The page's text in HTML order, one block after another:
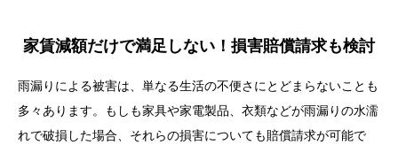
家賃減額だけで満足しない！損害賠償請求も検討
雨漏りによる被害は、単なる生活の不便さにとどまらないことも
多々あります。もしも家具や家電製品、衣類などが雨漏りの水濡
れで破損した場合、それらの損害についても賠償請求が可能で